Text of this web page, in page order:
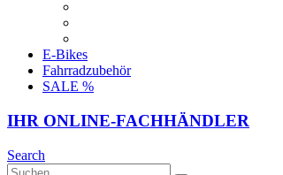
E-Bikes
Fahrradzubehör
SALE %
IHR ONLINE-FACHHÄNDLER
Search